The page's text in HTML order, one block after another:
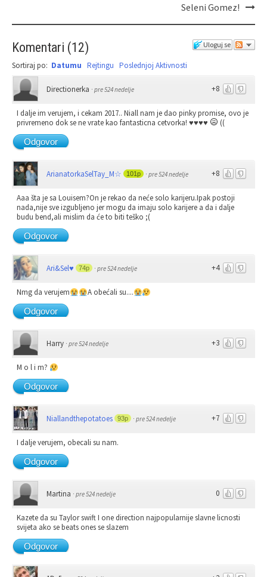
Seleni Gomez!
Uloguj se
Komentari (12)
Sortiraj po: Datumu Rejtingu Poslednjoj Aktivnosti
+8
Directionerka · pre 524 nedelje
I dalje im verujem, i cekam 2017.. Niall nam je dao pinky promise, ovo je
privremeno dok se ne vrate kao fantasticna cetvorka! ♥♥♥♥
((
Odgovor
+8
ArianatorkaSelTay_M☆ 101p · pre 524 nedelje
Aaa šta je sa Louisem?On je rekao da neće solo karijeru.Ipak postoji
nada,nije sve izgubljeno jer mogu da imaju solo karijere a da i dalje
budu bend,ali mislim da će to biti teško ;(
Odgovor
+4
Ari&Sel♥ 74p · pre 524 nedelje
Nmg da verujem
A obećali su....
Odgovor
+3
Harry · pre 524 nedelje
M o l i m?
Odgovor
+7
Niallandthepotatoes 93p · pre 524 nedelje
I dalje verujem, obecali su nam.
Odgovor
0
Martina · pre 524 nedelje
Kazete da su Taylor swift I one direction najpopularnije slavne licnosti
svijeta ako se beats ones se slazem
Odgovor